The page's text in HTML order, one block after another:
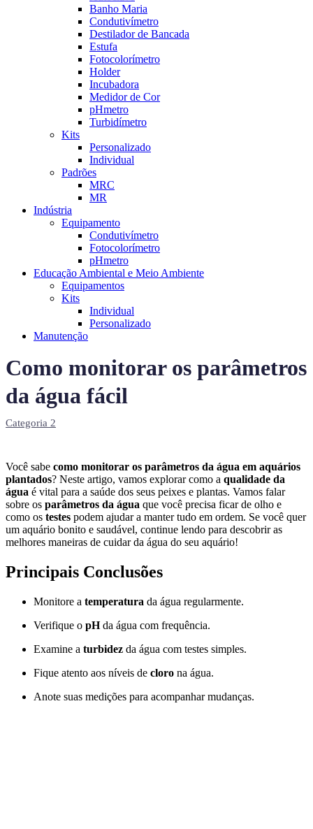
Banho Maria
Condutivímetro
Destilador de Bancada
Estufa
Fotocolorímetro
Holder
Incubadora
Medidor de Cor
pHmetro
Turbidímetro
Kits
Personalizado
Individual
Padrões
MRC
MR
Indústria
Equipamento
Condutivímetro
Fotocolorímetro
pHmetro
Educação Ambiental e Meio Ambiente
Equipamentos
Kits
Individual
Personalizado
Manutenção
Como monitorar os parâmetros
da água fácil
Categoria 2
Você sabe como monitorar os parâmetros da água em aquários
plantados? Neste artigo, vamos explorar como a qualidade da
água é vital para a saúde dos seus peixes e plantas. Vamos falar
sobre os parâmetros da água que você precisa ficar de olho e
como os testes podem ajudar a manter tudo em ordem. Se você quer
um aquário bonito e saudável, continue lendo para descobrir as
melhores maneiras de cuidar da água do seu aquário!
Principais Conclusões
Monitore a temperatura da água regularmente.
Verifique o pHda água com frequência.
Examine a turbidez da água com testes simples.
Fique atento aos níveis de cloro na água.
Anote suas medições para acompanhar mudanças.